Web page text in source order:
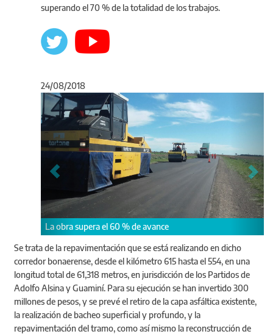
superando el 70 % de la totalidad de los trabajos.
24/08/2018
el 60 % de avance
Anterior
Se trata de la repavimentación que se está realizando en dicho
corredor bonaerense, desde el kilómetro 615 hasta el 554, en una
longitud total de 61,318 metros, en jurisdicción de los Partidos de
Adolfo Alsina y Guaminí. Para su ejecución se han invertido 300
millones de pesos, y se prevé el retiro de la capa asfáltica existente,
la realización de bacheo superficial y profundo, y la
repavimentación del tramo, como así mismo la reconstrucción de